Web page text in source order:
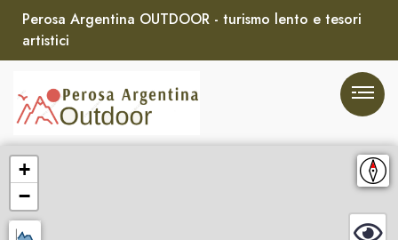
Perosa Argentina OUTDOOR - turismo lento e tesori
artistici
+
−